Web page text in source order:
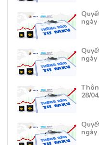
ngày
28/
ngày